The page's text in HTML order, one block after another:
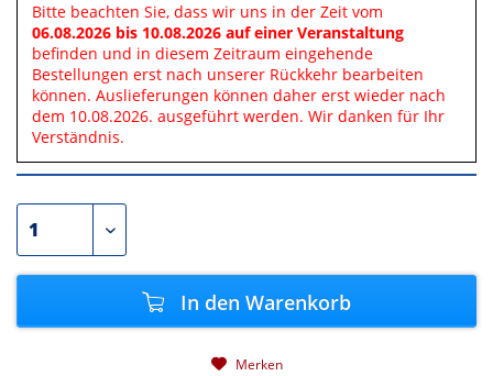
Bitte beachten Sie, dass wir uns in der Zeit vom
06.08.2026 bis 10.08.2026 auf einer Veranstaltung
befinden und in diesem Zeitraum eingehende
Bestellungen erst nach unserer Rückkehr bearbeiten
können. Auslieferungen können daher erst wieder nach
dem 10.08.2026. ausgeführt werden. Wir danken für Ihr
Verständnis.
In den Warenkorb
Merken